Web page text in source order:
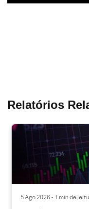
Relatórios
5 Ago 2026 • 1 min de